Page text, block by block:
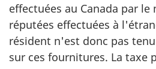
effectuées au Canada par
réputées effectuées à
résident n'est donc pas
sur ces fournitures. La taxe